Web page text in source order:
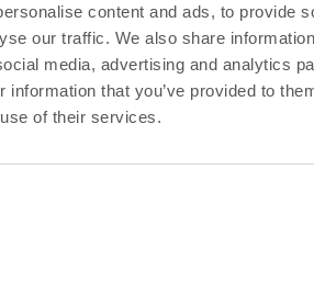
content and ads, to provide
our traffic. We also share
media, advertising and analytics
information that you’ve provided to
of their services.
de la
et l'air de